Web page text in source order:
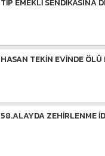
TİP EMEKLİ SENDİKASINA
HASAN TEKİN EVİNDE
58.ALAYDA ZEHİRLENME